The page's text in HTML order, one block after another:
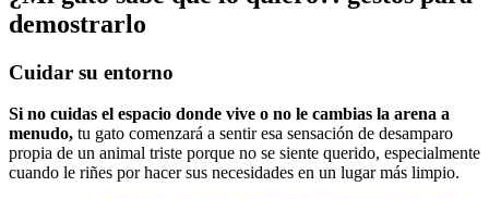
demostrarlo
Cuidar su entorno
Si no cuidas el espacio donde vive o no le cambias la arena a
menudo, tu gato comenzará a sentir esa sensación de desamparo
propia de un animal triste porque no se siente querido, especialmente
cuando le riñes por hacer sus necesidades en un lugar más limpio.